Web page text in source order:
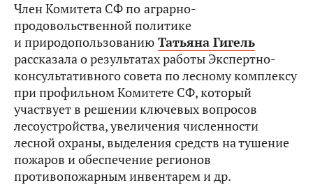
Член Комитета СФ по аграрно-
продовольственной политике
и природопользованию Татьяна Гигель
рассказала о результатах работы Экспертно-
консультативного совета по лесному комплексу
при профильном Комитете СФ, который
участвует в решении ключевых вопросов
лесоустройства, увеличения численности
лесной охраны, выделения средств на тушение
пожаров и обеспечение регионов
противопожарным инвентарем и др.